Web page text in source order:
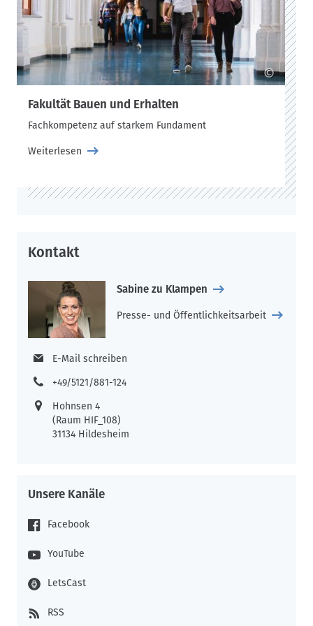
Kunstmuseum Schloss Derneburg wohnten der Veranstaltung
bei. „Dies zeigt, dass die Idee, durch die Tagung einen
Austausch zwischen regionalen und internationalen
Institutionen zu fördern, erfolgreich umgesetzt wurde“, so Prof.
Caianiello.
Das Symposium markierte zugleich den Auftakt für das vom
Cologne Institute of Conservation Sciences der TH Köln, der
initiierte Forschungsprojekt „Legacies of Artists’ Studios (LAS):
dieses Projekts ist es, Museen, Archive, Künstlerateliers,
aus Künstlerateliers zu entwickeln.
Die Mitglieder des Tagungskomitees zeigten sich nach
Abschluss der Veranstaltung sehr zufrieden und betonten die
Bedeutung des internationalen Austauschs für die
Weiterentwicklung der Konservierungspraktiken. Prof. Dr.
hoffen, dass die hier gewonnenen Erkenntnisse und die
geknüpften Kontakte langfristig zu wertvollen Impulsen für
Forschungszentrum für Geschichte und Theorie des Bildes,
Caianiello (Fakultät Bauen und Erhalten, HAWK Hildesheim),
(Restauratorin, New York), Laura Puin (Wüstenrot Stiftung),
Sandy Bruer (Fakultät Bauen und Erhalten, HAWK), Prof. Dr.
Gunnar Heydenreich (Cologne Institute of Conservation
Sciences, TH Köln)
©
Fakultät Bauen und Erhalten
Fachkompetenz auf starkem Fundament
Weiterlesen
Kontakt
Sabine zu Klampen
Presse- und Öffentlichkeitsarbeit
E-Mail schreiben
+49/5121/881-124
Hohnsen 4
(Raum HIF_108)
31134 Hildesheim
Unsere Kanäle
Facebook
YouTube
LetsCast
RSS